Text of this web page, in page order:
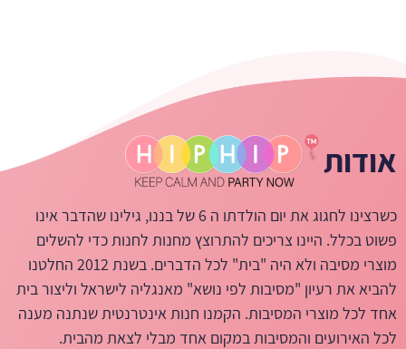
אודות
כשרצינו לחגוג את יום הולדתו ה 6 של בננו, גילינו שהדבר אינו
פשוט בכלל. היינו צריכים להתרוצץ מחנות לחנות כדי להשלים
מוצרי מסיבה ולא היה "בית" לכל הדברים. בשנת 2012 החלטנו
להביא את רעיון "מסיבות לפי נושא" מאנגליה לישראל וליצור בית
אחד לכל מוצרי המסיבות. הקמנו חנות אינטרנטית שנתנה מענה
לכל האירועים והמסיבות במקום אחד מבלי לצאת מהבית.